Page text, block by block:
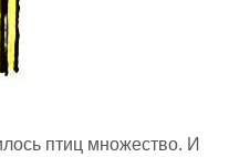
птиц множество. И